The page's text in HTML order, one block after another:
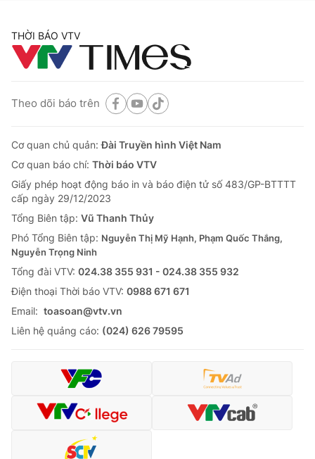
THỜI BÁO VTV
Theo dõi báo trên
Cơ quan chủ quản:Đài Truyền hình Việt Nam
Cơ quan báo chí: Thời báo VTV
Giấy phép hoạt động báo in và báo điện tử số 483/GP-BTTTT
cấp ngày 29/12/2023
Tổng Biên tập: Vũ Thanh Thủy
Phó Tổng Biên tập: Nguyễn Thị Mỹ Hạnh, Phạm Quốc Thắng,
Nguyễn Trọng Ninh
Tổng đài VTV: 024.38 355 931 - 024.38 355 932
Ðiện thoại Thời báo VTV: 0988 671 671
Email: toasoan@vtv.vn
Liên hệ quảng cáo: (024) 626 79595